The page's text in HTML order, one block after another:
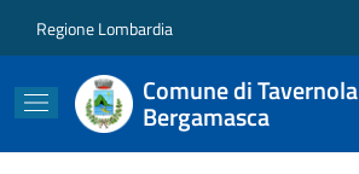
Regione Lombardia
Comune di Tavernola
Bergamasca